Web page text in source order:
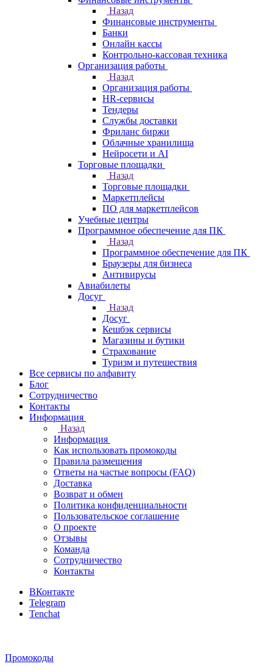
Назад
Финансовые инструменты
Банки
Онлайн кассы
Контрольно-кассовая техника
Организация работы
Назад
Организация работы
HR-сервисы
Тендеры
Службы доставки
Фриланс биржи
Облачные хранилища
Нейросети и AI
Торговые площадки
Назад
Торговые площадки
Маркетплейсы
ПО для маркетплейсов
Учебные центры
Программное обеспечение для ПК
Назад
Программное обеспечение для ПК
Браузеры для бизнеса
Антивирусы
Авиабилеты
Досуг
Назад
Досуг
Кешбэк сервисы
Магазины и бутики
Страхование
Туризм и путешествия
Все сервисы по алфавиту
Блог
Сотрудничество
Контакты
Информация
Назад
Информация
Как использовать промокоды
Правила размещения
Ответы на частые вопросы (FAQ)
Доставка
Возврат и обмен
Политика конфиденциальности
Пользовательское соглашение
О проекте
Отзывы
Команда
Сотрудничество
Контакты
ВКонтакте
Telegram
Tenchat
Промокоды